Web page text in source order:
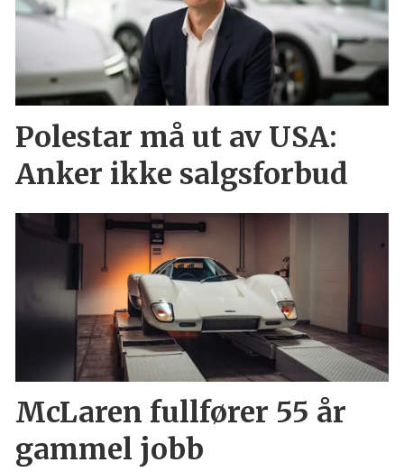
Polestar må ut av USA:
Anker ikke salgsforbud
McLaren fullfører 55 år
gammel jobb